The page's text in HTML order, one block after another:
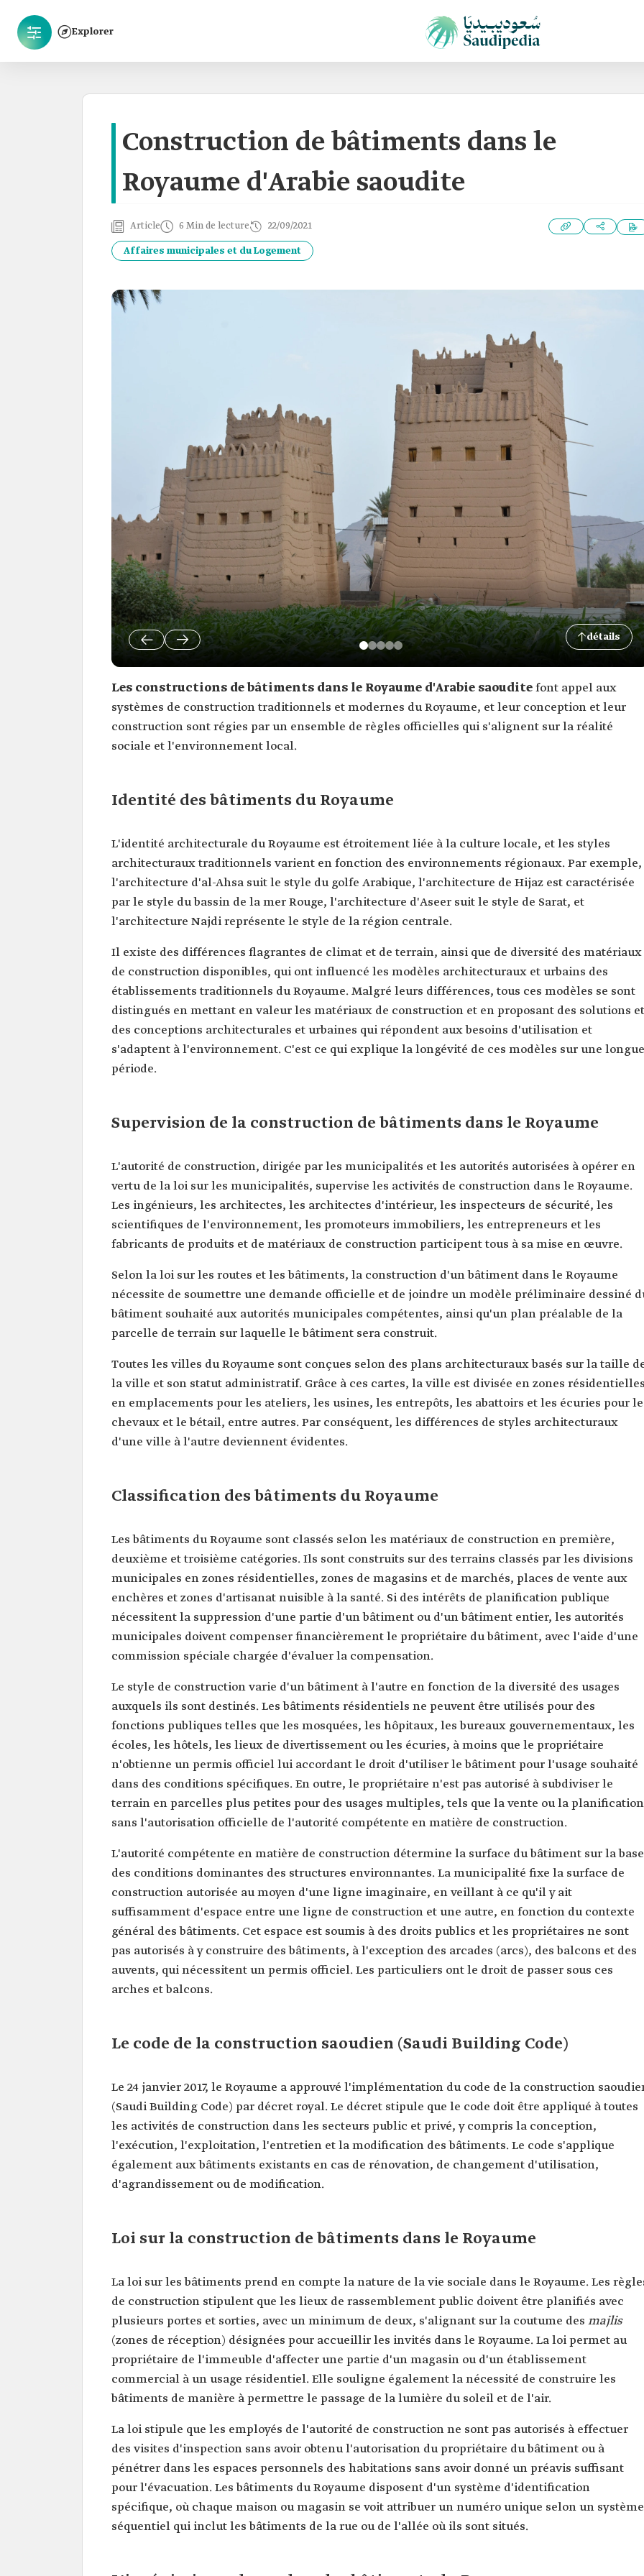
Explorer
Construction de bâtiments dans le
Royaume d'Arabie saoudite
Article 6 Min de lecture 22/09/2021
Affaires municipales et du Logement
détails
Les constructions de bâtiments dans le Royaume d'Arabie saouditefont appel aux
systèmes de construction traditionnels et modernes du Royaume, et leur conception et leur
construction sont régies par un ensemble de règles officielles qui s'alignent sur la réalité
sociale et l'environnement local.
Identité des bâtiments du Royaume
L'identité architecturale du Royaume est étroitement liée à la culture locale, et les styles
architecturaux traditionnels varient en fonction des environnements régionaux. Par exemple,
l'architecture d'al-Ahsa suit le style du golfe Arabique, l'architecture de Hijaz est caractérisée
par le style du bassin de la mer Rouge, l'architecture d'Aseer suit le style de Sarat, et
l'architecture Najdi représente le style de la région centrale.
Il existe des différences flagrantes de climat et de terrain, ainsi que de diversité des matériaux
de construction disponibles, qui ont influencé les modèles architecturaux et urbains des
établissements traditionnels du Royaume. Malgré leurs différences, tous ces modèles se sont
distingués en mettant en valeur les matériaux de construction et en proposant des solutions et
des conceptions architecturales et urbaines qui répondent aux besoins d'utilisation et
s'adaptent à l'environnement. C'est ce qui explique la longévité de ces modèles sur une longue
période.
Supervision de la construction de bâtiments dans le Royaume
L'autorité de construction, dirigée par les municipalités et les autorités autorisées à opérer en
vertu de la loi sur les municipalités, supervise les activités de construction dans le Royaume.
Les ingénieurs, les architectes, les architectes d'intérieur, les inspecteurs de sécurité, les
scientifiques de l'environnement, les promoteurs immobiliers, les entrepreneurs et les
fabricants de produits et de matériaux de construction participent tous à sa mise en œuvre.
Selon la loi sur les routes et les bâtiments, la construction d'un bâtiment dans le Royaume
nécessite de soumettre une demande officielle et de joindre un modèle préliminaire dessiné
bâtiment souhaité aux autorités municipales compétentes, ainsi qu'un plan préalable de la
parcelle de terrain sur laquelle le bâtiment sera construit.
Toutes les villes du Royaume sont conçues selon des plans architecturaux basés sur la taille
la ville et son statut administratif. Grâce à ces cartes, la ville est divisée en zones
en emplacements pour les ateliers, les usines, les entrepôts, les abattoirs et les écuries pour
chevaux et le bétail, entre autres. Par conséquent, les différences de styles architecturaux
d'une ville à l'autre deviennent évidentes.
Classification des bâtiments du Royaume
Les bâtiments du Royaume sont classés selon les matériaux de construction en première,
deuxième et troisième catégories. Ils sont construits sur des terrains classés par les divisions
municipales en zones résidentielles, zones de magasins et de marchés, places de vente aux
enchères et zones d'artisanat nuisible à la santé. Si des intérêts de planification publique
nécessitent la suppression d'une partie d'un bâtiment ou d'un bâtiment entier, les autorités
municipales doivent compenser financièrement le propriétaire du bâtiment, avec l'aide d'une
commission spéciale chargée d'évaluer la compensation.
Le style de construction varie d'un bâtiment à l'autre en fonction de la diversité des usages
auxquels ils sont destinés. Les bâtiments résidentiels ne peuvent être utilisés pour des
fonctions publiques telles que les mosquées, les hôpitaux, les bureaux gouvernementaux, les
écoles, les hôtels, les lieux de divertissement ou les écuries, à moins que le propriétaire
n'obtienne un permis officiel lui accordant le droit d'utiliser le bâtiment pour l'usage souhaité
dans des conditions spécifiques. En outre, le propriétaire n'est pas autorisé à subdiviser le
terrain en parcelles plus petites pour des usages multiples, tels que la vente ou la
sans l'autorisation officielle de l'autorité compétente en matière de construction.
L'autorité compétente en matière de construction détermine la surface du bâtiment sur la base
des conditions dominantes des structures environnantes. La municipalité fixe la surface de
construction autorisée au moyen d'une ligne imaginaire, en veillant à ce qu'il y ait
suffisamment d'espace entre une ligne de construction et une autre, en fonction du contexte
général des bâtiments. Cet espace est soumis à des droits publics et les propriétaires ne sont
pas autorisés à y construire des bâtiments, à l'exception des arcades (arcs), des balcons et des
auvents, qui nécessitent un permis officiel. Les particuliers ont le droit de passer sous ces
arches et balcons.
Le code de la construction saoudien (Saudi Building Code)
Le 24 janvier 2017, le Royaume a approuvé l'implémentation du code de la construction
(Saudi Building Code) par décret royal. Le décret stipule que le code doit être appliqué à toutes
les activités de construction dans les secteurs public et privé, y compris la conception,
l'exécution, l'exploitation, l'entretien et la modification des bâtiments. Le code s'applique
également aux bâtiments existants en cas de rénovation, de changement d'utilisation,
d'agrandissement ou de modification.
Loi sur la construction de bâtiments dans le Royaume
La loi sur les bâtiments prend en compte la nature de la vie sociale dans le Royaume. Les
de construction stipulent que les lieux de rassemblement public doivent être planifiés avec
plusieurs portes et sorties, avec un minimum de deux, s'alignant sur la coutume des majlis
(zones de réception) désignées pour accueillir les invités dans le Royaume. La loi permet au
propriétaire de l'immeuble d'affecter une partie d'un magasin ou d'un établissement
commercial à un usage résidentiel. Elle souligne également la nécessité de construire les
bâtiments de manière à permettre le passage de la lumière du soleil et de l'air.
La loi stipule que les employés de l'autorité de construction ne sont pas autorisés à effectuer
des visites d'inspection sans avoir obtenu l'autorisation du propriétaire du bâtiment ou à
pénétrer dans les espaces personnels des habitations sans avoir donné un préavis suffisant
pour l'évacuation. Les bâtiments du Royaume disposent d'un système d'identification
spécifique, où chaque maison ou magasin se voit attribuer un numéro unique selon un système
séquentiel qui inclut les bâtiments de la rue ou de l'allée où ils sont situés.